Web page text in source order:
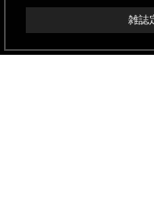
雑誌